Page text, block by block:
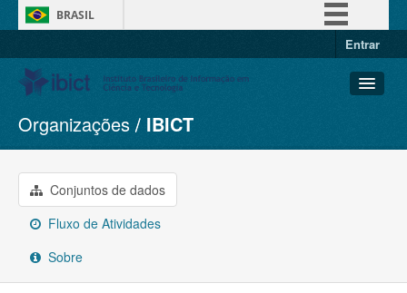
BRASIL
Entrar
Conjuntos de dados
Organizações
Grupos
Sobre
Organizações IBICT
Conjuntos de dados
Fluxo de Atividades
Sobre